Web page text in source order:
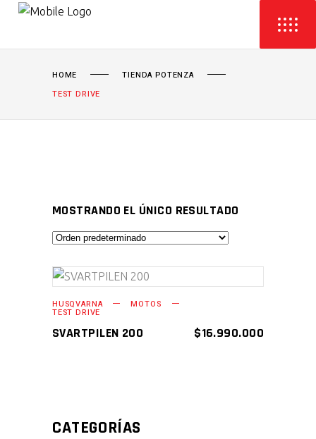
HOME
TIENDA POTENZA
TEST DRIVE
MOSTRANDO EL ÚNICO RESULTADO
AÑADIR AL CARRITO
HUSQVARNA MOTOS
TEST DRIVE
SVARTPILEN 200 $16.990.000
CATEGORÍAS